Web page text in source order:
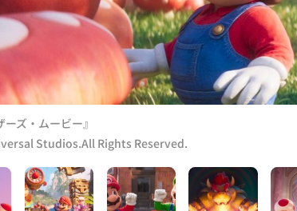
Studios.All Rights Reserved.
ズ・ムービー』